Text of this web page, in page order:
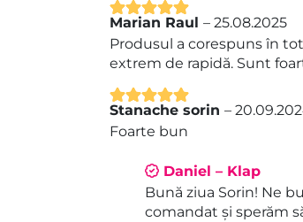
Evaluat la5
din 5
Marian Raul – 25.08.2025
Produsul a corespuns în
extrem de rapidă. Sunt
Evaluat la 5
din 5
Stanache sorin –
Foarte bun
Daniel – Klap
Bună ziua Sorin! Ne
comandat și sperăm